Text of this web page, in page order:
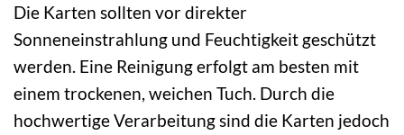
Die Karten sollten vor direkter
Sonneneinstrahlung und Feuchtigkeit geschützt
werden. Eine Reinigung erfolgt am besten mit
einem trockenen, weichen Tuch. Durch die
hochwertige Verarbeitung sind die Karten jedoch